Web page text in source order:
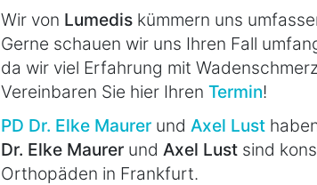
Wir von Lumedis kümmern uns
Gerne schauen wir uns Ihren Fall
da wir viel Erfahrung mit
Vereinbaren Sie hier Ihren Termin!
PD Dr. Elke Maurer und Axel Lust
Dr. Elke Maurer und Axel Lust sind
Orthopäden in Frankfurt.